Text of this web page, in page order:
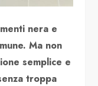
nera e
Ma non
semplice e
troppa